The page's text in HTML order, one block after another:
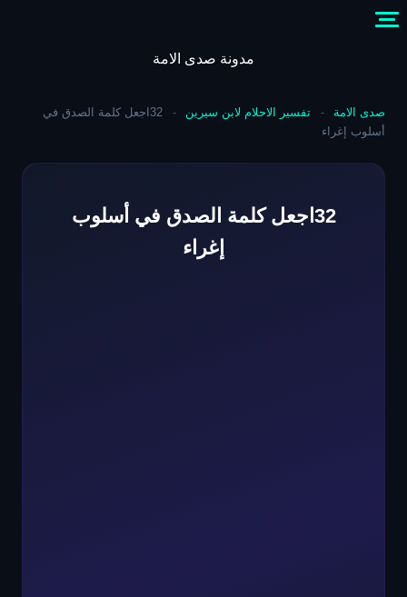
content
مدونة صدى الامة
صدى الامة - تفسير الاحلام لابن سيرين -
32اجعل كلمة الصدق في
أسلوب إغراء
32اجعل كلمة الصدق في أسلوب
إغراء